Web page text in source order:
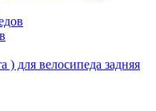
) для велосипеда задняя